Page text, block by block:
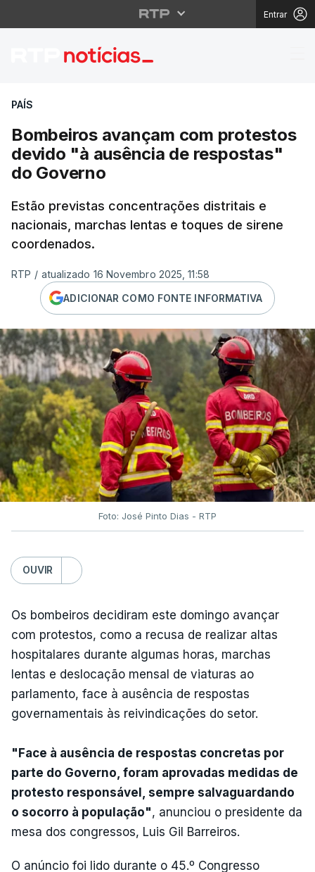
Entrar
Bombeiros avançam
PAÍS
Bombeiros avançam com protestos
devido "à ausência de respostas"
do Governo
Estão previstas concentrações distritais e
nacionais, marchas lentas e toques de sirene
coordenados.
RTP / atualizado 16 Novembro 2025, 11:58
ADICIONAR COMO FONTE INFORMATIVA
Foto: José Pinto Dias - RTP
OUVIR
Os bombeiros decidiram este domingo avançar
com protestos, como a recusa de realizar altas
hospitalares durante algumas horas, marchas
lentas e deslocação mensal de viaturas ao
parlamento, face à ausência de respostas
governamentais às reivindicações do setor.
"Face à ausência de respostas concretas por
parte do Governo, foram aprovadas medidas de
protesto responsável, sempre salvaguardando
o socorro à população", anunciou o presidente da
mesa dos congressos, Luis Gil Barreiros.
O anúncio foi lido durante o 45.º Congresso